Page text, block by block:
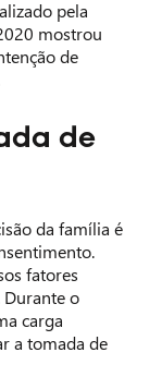
pela
mostrou
de
de
da família é
fatores
o
carga
a tomada de